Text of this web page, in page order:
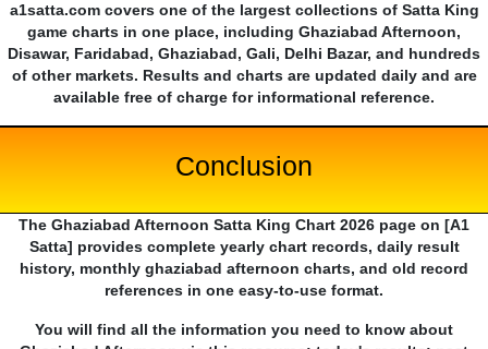
a1satta.com covers one of the largest collections of Satta King
game charts in one place, including Ghaziabad Afternoon,
Disawar, Faridabad, Ghaziabad, Gali, Delhi Bazar, and hundreds
of other markets. Results and charts are updated daily and are
available free of charge for informational reference.
Conclusion
The Ghaziabad Afternoon Satta King Chart 2026 page on [A1
Satta] provides complete yearly chart records, daily result
history, monthly ghaziabad afternoon charts, and old record
references in one easy-to-use format.
You will find all the information you need to know about